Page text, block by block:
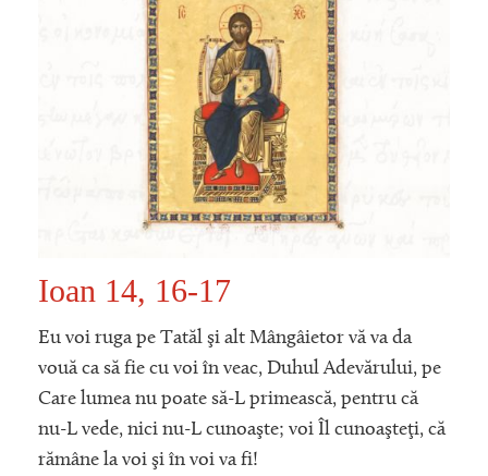
Ioan 14, 16-17
Eu voi ruga pe Tatăl şi alt Mângâietor vă va da
vouă ca să fie cu voi în veac, Duhul Adevărului, pe
Care lumea nu poate să-L primească, pentru că
nu-L vede, nici nu-L cunoaşte; voi Îl cunoaşteţi, că
rămâne la voi şi în voi va fi!